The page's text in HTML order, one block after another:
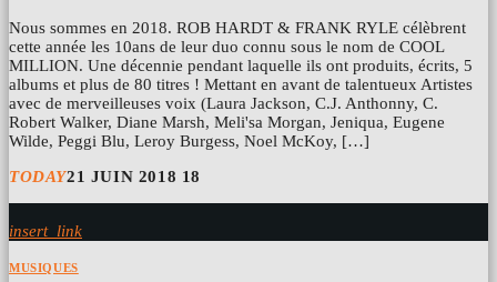
Nous sommes en 2018. ROB HARDT & FRANK RYLE célèbrent
cette année les 10ans de leur duo connu sous le nom de COOL
MILLION. Une décennie pendant laquelle ils ont produits, écrits, 5
albums et plus de 80 titres ! Mettant en avant de talentueux Artistes
avec de merveilleuses voix (Laura Jackson, C.J. Anthonny, C.
Robert Walker, Diane Marsh, Meli'sa Morgan, Jeniqua, Eugene
Wilde, Peggi Blu, Leroy Burgess, Noel McKoy, […]
TODAY21 JUIN 2018 18
insert_link
MUSIQUES